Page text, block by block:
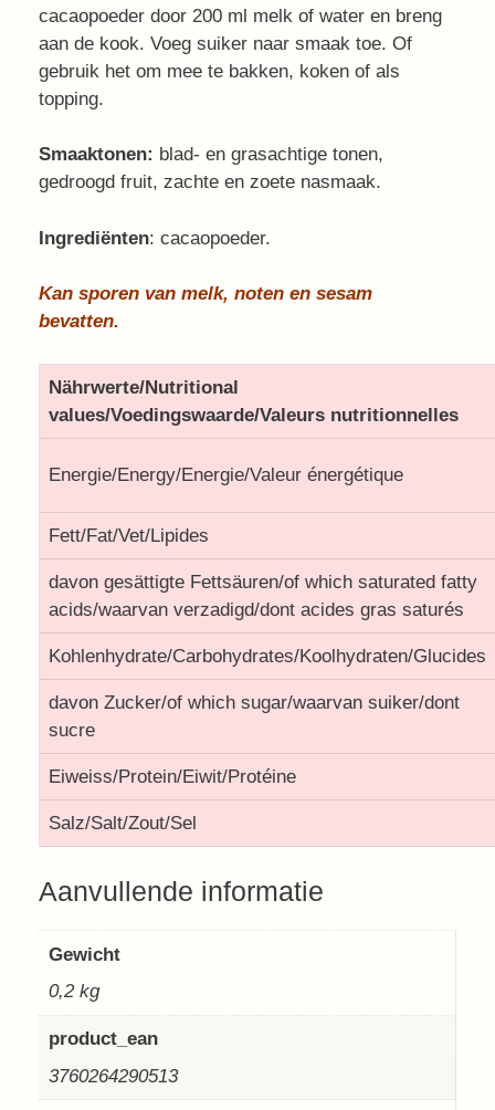
cacaopoeder door 200 ml melk of water en breng
aan de kook. Voeg suiker naar smaak toe. Of
gebruik het om mee te bakken, koken of als
topping.
Smaaktonen: blad- en grasachtige tonen,
gedroogd fruit, zachte en zoete nasmaak.
Ingrediënten: cacaopoeder.
Kan sporen van melk, noten en sesam
bevatten.
Nährwerte/Nutritional
values/Voedingswaarde/Valeurs nutritionnelles
Energie/Energy/Energie/Valeur énergétique
Fett/Fat/Vet/Lipides
davon gesättigte Fettsäuren/of which saturated fatty
acids/waarvan verzadigd/dont acides gras saturés
Kohlenhydrate/Carbohydrates/Koolhydraten/Glucides
davon Zucker/of which sugar/waarvan suiker/dont
sucre
Eiweiss/Protein/Eiwit/Protéine
Salz/Salt/Zout/Sel
Aanvullende informatie
Gewicht
0,2 kg
product_ean
3760264290513